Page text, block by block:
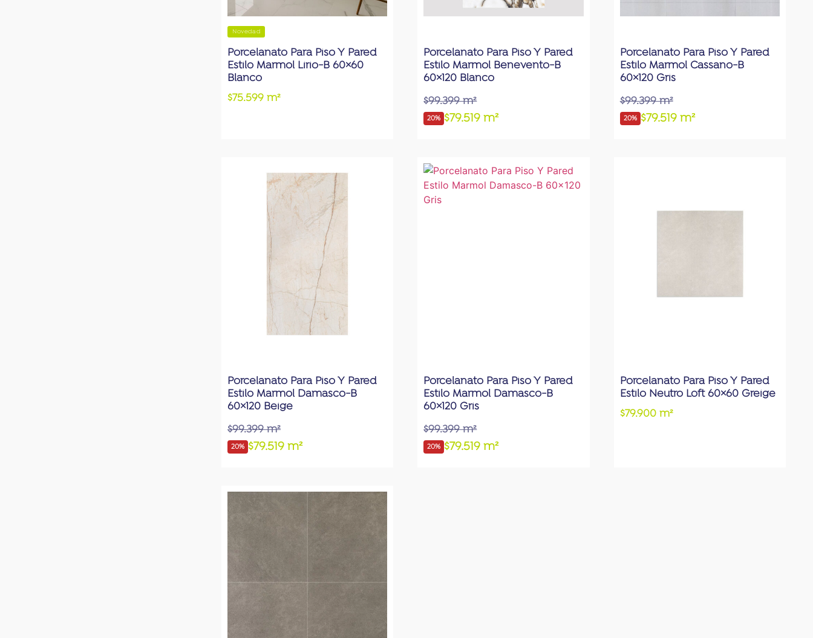
Novedad
Porcelanato Para Piso Y Pared
Estilo Marmol Lirio-B 60×60
Blanco
$75.599 m²
Porcelanato Para Piso Y Pared
Estilo Marmol Benevento-B
60×120 Blanco
$99.399 m²
20% $79.519 m²
Porcelanato Para Piso Y Pared
Estilo Marmol Cassano-B
60×120 Gris
$99.399 m²
20% $79.519 m²
Porcelanato Para Piso Y Pared
Estilo Marmol Damasco-B
60×120 Beige
$99.399 m²
20% $79.519 m²
Porcelanato Para Piso Y Pared
Estilo Marmol Damasco-B
60×120 Gris
$99.399 m²
20% $79.519 m²
Porcelanato Para Piso Y Pared
Estilo Neutro Loft 60×60 Greige
$79.900 m²